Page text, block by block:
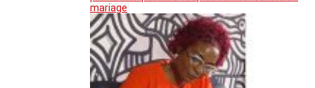
mariage